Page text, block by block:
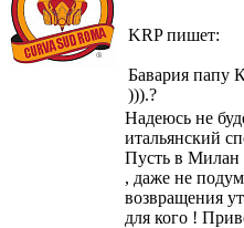
KRP пишет:
Бавария папу
))).?
Надеюсь не
итальянский
Пусть в Милан
, даже не
возвращения
для кого !